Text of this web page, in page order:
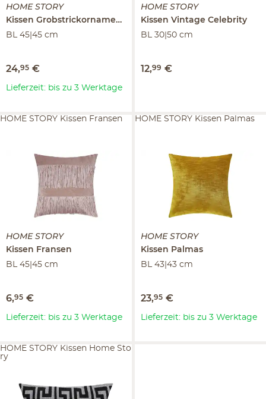
HOME STORY
Kissen Grobstrickornamente
BL 45|45 cm
24,95 €
Lieferzeit: bis zu 3 Werktage
HOME STORY
Kissen Vintage Celebrity
BL 30|50 cm
12,99 €
HOME STORY
Kissen Fransen
BL 45|45 cm
6,95 €
HOME STORY Kissen Fransen
Lieferzeit: bis zu 3 Werktage
HOME STORY
Kissen Palmas
BL 43|43 cm
23,95 €
HOME STORY Kissen Palmas
Lieferzeit: bis zu 3 Werktage
HOME STORY Kissen Home Sto
ry